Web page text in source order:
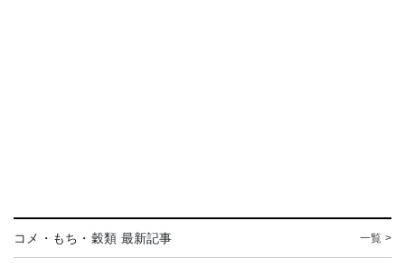
コメ・もち・穀類 最新記事 一覧 >